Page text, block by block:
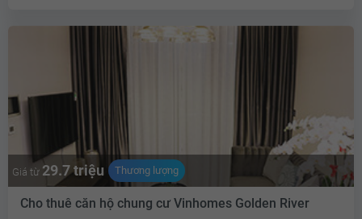
Giá từ 29.7 triệu Thương lượng
Cho thuê căn hộ chung cư Vinhomes Golden River